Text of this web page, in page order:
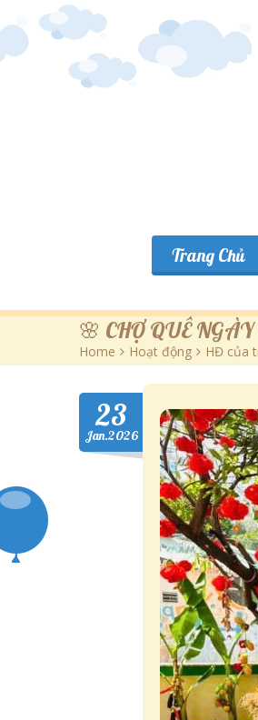
Trang Chủ
🌸 CHỢ QUÊ
Home > Hoạt động > HĐ của
23
Jan.2026